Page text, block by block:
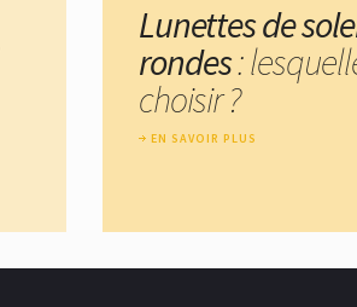
Lunettes de
rondes:
choisir ?
EN SAVOIR PLUS